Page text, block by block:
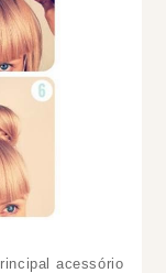
acessório